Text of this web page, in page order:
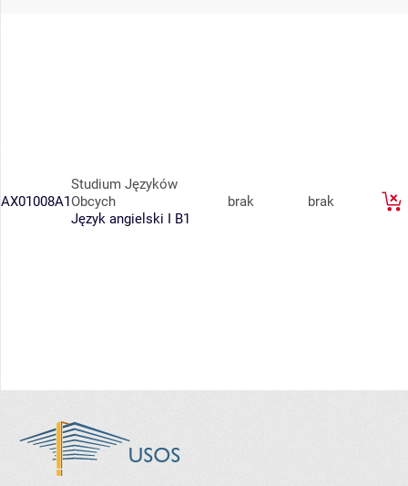
AX01008A1
Studium Języków
Obcych
Język angielski I B1
brak brak